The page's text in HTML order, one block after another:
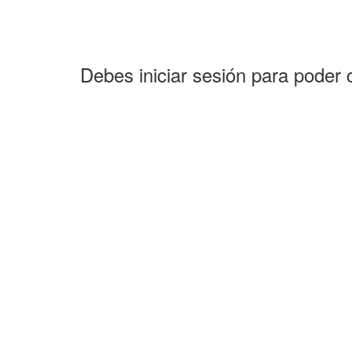
Debes iniciar sesión para poder